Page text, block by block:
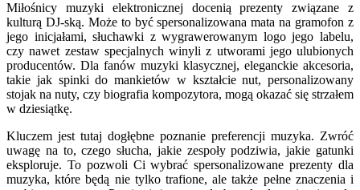
Miłośnicy muzyki elektronicznej docenią prezenty związane z
kulturą DJ-ską. Może to być spersonalizowana mata na gramofon z
jego inicjałami, słuchawki z wygrawerowanym logo jego labelu,
czy nawet zestaw specjalnych winyli z utworami jego ulubionych
producentów. Dla fanów muzyki klasycznej, eleganckie akcesoria,
takie jak spinki do mankietów w kształcie nut, personalizowany
stojak na nuty, czy biografia kompozytora, mogą okazać się strzałem
w dziesiątkę.
Kluczem jest tutaj dogłębne poznanie preferencji muzyka. Zwróć
uwagę na to, czego słucha, jakie zespoły podziwia, jakie gatunki
eksploruje. To pozwoli Ci wybrać spersonalizowane prezenty dla
muzyka, które będą nie tylko trafione, ale także pełne znaczenia i